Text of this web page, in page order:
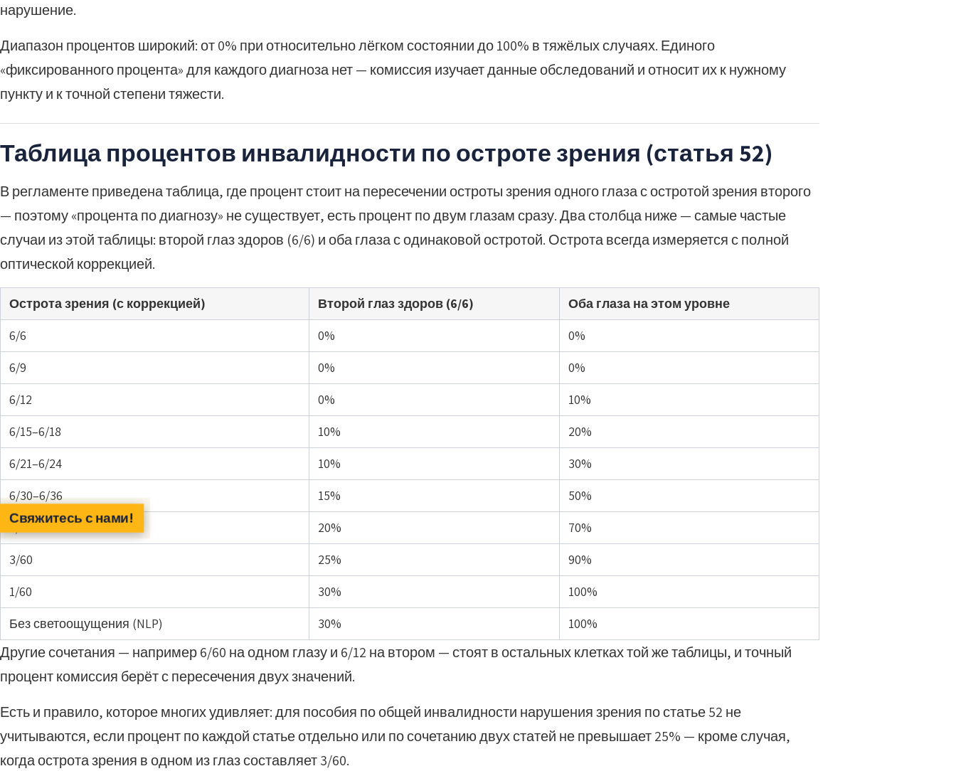
нарушение.
Диапазон процентов широкий: от 0% при относительно лёгком состоянии до 100% в тяжёлых случаях. Единого
«фиксированного процента» для каждого диагноза нет — комиссия изучает данные обследований и относит их к нужному
пункту и к точной степени тяжести.
Таблица процентов инвалидности по остроте зрения (статья 52)
В регламенте приведена таблица, где процент стоит на пересечении остроты зрения одного глаза с остротой зрения второго
— поэтому «процента по диагнозу» не существует, есть процент по двум глазам сразу. Два столбца ниже — самые частые
случаи из этой таблицы: второй глаз здоров (6/6) и оба глаза с одинаковой остротой. Острота всегда измеряется с полной
оптической коррекцией.
Острота зрения (с коррекцией) Второй глаз здоров (6/6)
Оба глаза на этом уровне
6/6
0%
0%
6/9
0%
0%
6/12
0%
10%
6/15–6/18
10%
20%
6/21–6/24
10%
30%
6/30–6/36
15%
50%
6/60
20%
70%
3/60
25%
90%
1/60
30%
100%
Без светоощущения (NLP)
30% 100%
Другие сочетания — например 6/60 на одном глазу и 6/12 на втором — стоят в остальных клетках той же таблицы, и точный
процент комиссия берёт с пересечения двух значений.
Есть и правило, которое многих удивляет: для пособия по общей инвалидности нарушения зрения по статье 52 не
учитываются, если процент по каждой статье отдельно или по сочетанию двух статей не превышает 25% — кроме случая,
когда острота зрения в одном из глаз составляет 3/60.
Свяжитесь с нами!